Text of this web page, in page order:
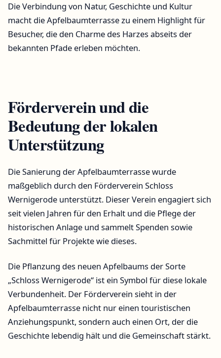
Die Verbindung von Natur, Geschichte und Kultur
macht die Apfelbaumterrasse zu einem Highlight für
Besucher, die den Charme des Harzes abseits der
bekannten Pfade erleben möchten.
Förderverein und die
Bedeutung der lokalen
Unterstützung
Die Sanierung der Apfelbaumterrasse wurde
maßgeblich durch den Förderverein Schloss
Wernigerode unterstützt. Dieser Verein engagiert sich
seit vielen Jahren für den Erhalt und die Pflege der
historischen Anlage und sammelt Spenden sowie
Sachmittel für Projekte wie dieses.
Die Pflanzung des neuen Apfelbaums der Sorte
„Schloss Wernigerode“ ist ein Symbol für diese lokale
Verbundenheit. Der Förderverein sieht in der
Apfelbaumterrasse nicht nur einen touristischen
Anziehungspunkt, sondern auch einen Ort, der die
Geschichte lebendig hält und die Gemeinschaft stärkt.